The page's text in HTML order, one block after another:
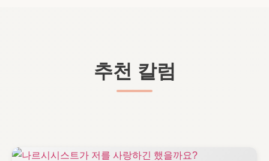
추천 칼럼